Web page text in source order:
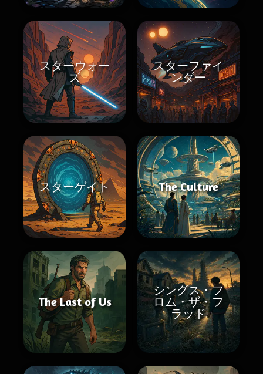
スターウォー
ズ
スターファイ
ンダー
スターゲイト The Culture
The Last of Us
シングス・フ
ロム・ザ・フ
ラッド